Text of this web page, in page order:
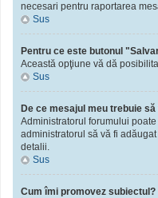
necesari pentru raportarea
Sus
Pentru ce este butonul
Această opţiune vă dă
Sus
De ce mesajul meu trebuie
Administratorul forumului
administratorul să vă fi
detalii.
Sus
Cum îmi promovez subiectul?